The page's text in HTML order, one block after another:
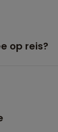
op reis?